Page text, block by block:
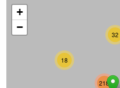
32
18
218
+
−